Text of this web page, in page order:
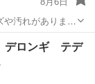
や汚れがありま
はないです。 ・
デロンギ テデ